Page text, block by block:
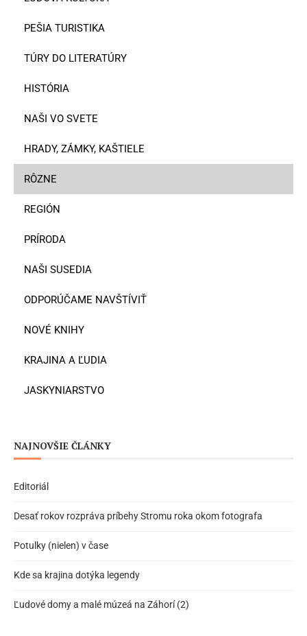
PEŠIA TURISTIKA
TÚRY DO LITERATÚRY
HISTÓRIA
NAŠI VO SVETE
HRADY, ZÁMKY, KAŠTIELE
RÔZNE
REGIÓN
PRÍRODA
NAŠI SUSEDIA
ODPORÚČAME NAVŠTÍVIŤ
NOVÉ KNIHY
KRAJINA A ĽUDIA
JASKYNIARSTVO
NAJNOVŠIE ČLÁNKY
Editoriál
Desať rokov rozpráva príbehy Stromu roka okom fotografa
Potulky (nielen) v čase
Kde sa krajina dotýka legendy
Ľudové domy a malé múzeá na Záhorí (2)